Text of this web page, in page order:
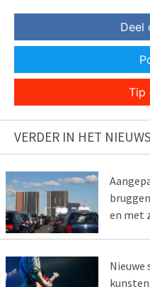
Deel
Tip
VERDER IN HET
en met
Nieuwe